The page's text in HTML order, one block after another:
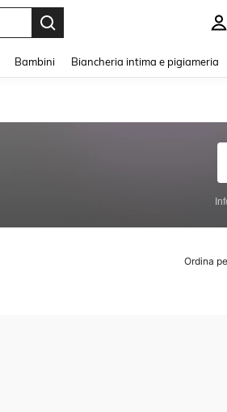
Bambini Biancheria intima e pigiameria
Ordina